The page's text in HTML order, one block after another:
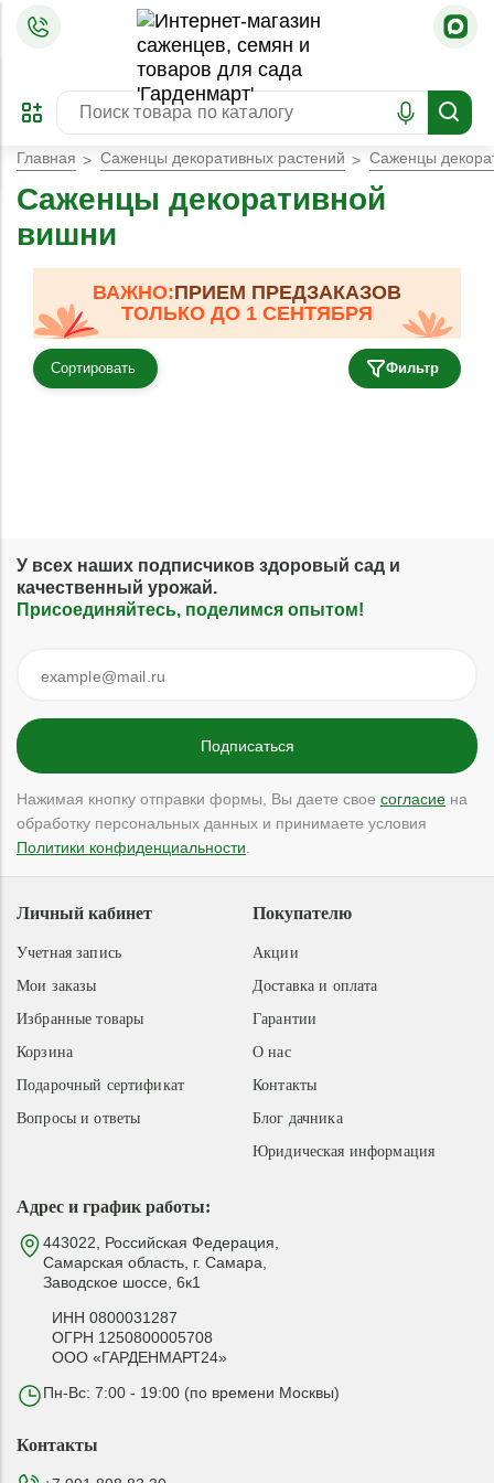
ПРЕДЗАКАЗ
ЗАБРОНИРОВАТЬ
ЛУЧШЕЕ
Главная Саженцы декоративных растений Саженцы
Саженцы декоративной
вишни
ВАЖНО:ПРИЕМ ПРЕДЗАКАЗОВ
ТОЛЬКО ДО 1 СЕНТЯБРЯ
Сортировать Фильтр
У всех наших подписчиков здоровый сад и
качественный урожай.
Присоединяйтесь, поделимся опытом!
Нажимая кнопку отправки формы, Вы даете свое согласие на
обработку персональных данных и принимаете условия
Политики конфиденциальности
Адрес и график работы:
443022, Российская Федерация,
Самарская область, г. Самара,
Заводское шоссе, 6к1
ИНН 0800031287
ОГРН 1250800005708
ООО «ГАРДЕНМАРТ24»
Пн-Вс: 7:00 - 19:00 (по времени Москвы)
Покупателю
Акции
Доставка и оплата
Гарантии
О нас
Контакты
Блог дачника
Юридическая информация
Личный кабинет
Учетная запись
Мои заказы
Избранные товары
Корзина
Подарочный сертификат
Вопросы и ответы
Контакты